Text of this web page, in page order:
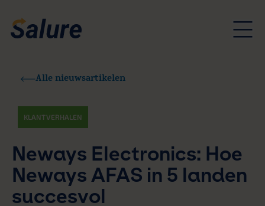
Alle nieuwsartikelen
KLANTVERHALEN
Neways Electronics: Hoe
Neways AFAS in 5 landen
succesvol